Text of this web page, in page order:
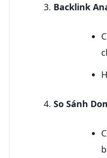
Backlink
So Sánh